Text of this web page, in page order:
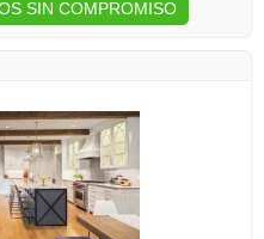
SIN COMPROMISO